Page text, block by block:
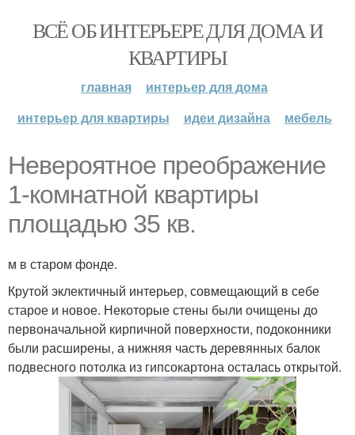
ВСЁ ОБ ИНТЕРЬЕРЕ ДЛЯ ДОМА И
КВАРТИРЫ
главная
интерьер для дома
интерьер для квартиры
идеи дизайна мебель
Невероятное преображение
1-комнатной квартиры
площадью 35 кв.
м в старом фонде.
Крутой эклектичный интерьер, совмещающий в себе
старое и новое. Некоторые стены были очищены до
первоначальной кирпичной поверхности, подоконники
были расширены, а нижняя часть деревянных балок
подвесного потолка из гипсокартона осталась открытой.